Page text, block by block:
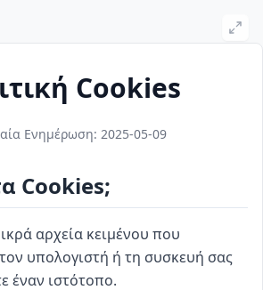
Cookies
Ενημέρωση: 2025-05-09
Cookies;
αρχεία κειμένου που
υπολογιστή ή τη συσκευή σας
έναν ιστότοπο.